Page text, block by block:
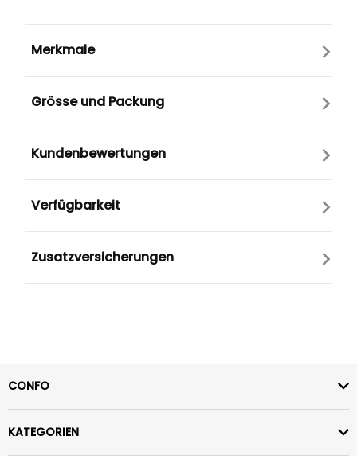
Merkmale
Grösse und Packung
Kundenbewertungen
Verfügbarkeit
Zusatzversicherungen
CONFO
KATEGORIEN